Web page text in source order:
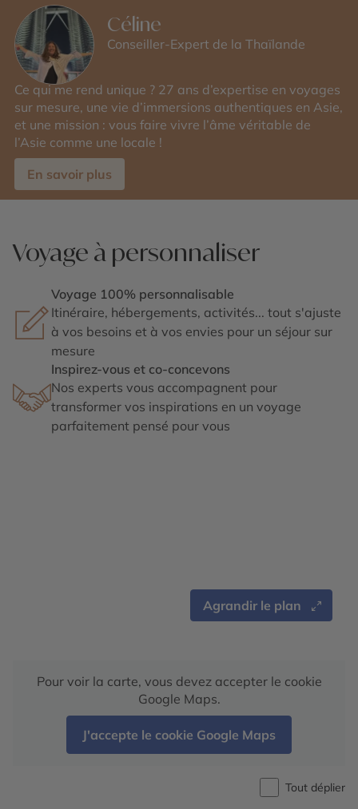
Céline
Conseiller-Expert de la Thaïlande
Ce qui me rend unique ? 27 ans d’expertise en voyages
sur mesure, une vie d’immersions authentiques en Asie,
et une mission : vous faire vivre l’âme véritable de
l’Asie comme une locale !
En savoir plus
Voyage à personnaliser
Voyage 100% personnalisable
Itinéraire, hébergements, activités... tout s'ajuste
à vos besoins et à vos envies pour un séjour sur
mesure
Inspirez-vous et co-concevons
Nos experts vous accompagnent pour
transformer vos inspirations en un voyage
parfaitement pensé pour vous
Agrandir le plan
Pour voir la carte, vous devez accepter le cookie
Google Maps.
J'accepte le cookie Google Maps
Tout déplier